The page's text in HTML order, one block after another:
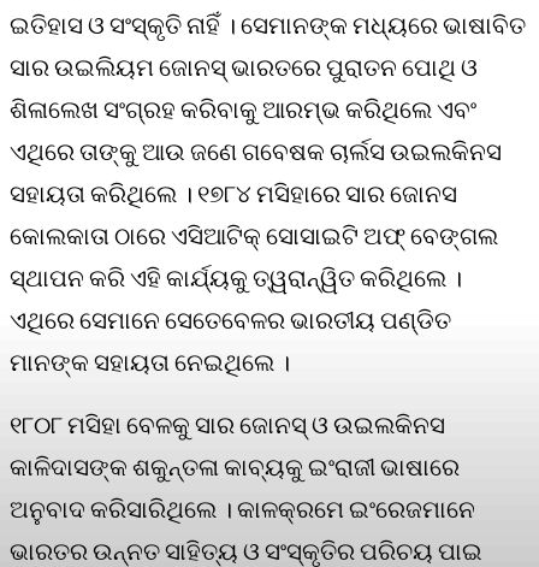
ଇତିହାସ ଓ ସଂସ୍କୃତି ନାହିଁ । ସେମାନଙ୍କ ମଧ୍ୟରେ ଭାଷାବିତ
ସାର ଉଇଲିୟମ ଜୋନସ୍ ଭାରତରେ ପୁରାତନ ପୋଥି ଓ
ଶିଳାଲେଖ ସଂଗ୍ରହ କରିବାକୁ ଆରମ୍ଭ କରିଥିଲେ ଏବଂ
ଏଥିରେ ତାଙ୍କୁ ଆଉ ଜଣେ ଗବେଷକ ଚାର୍ଲସ ଉଇଲକିନସ
ସହାୟତା କରିଥିଲେ । ୧୭୮୪ ମସିହାରେ ସାର ଜୋନସ
କୋଲକାତା ଠାରେ ଏସିଆଟିକ୍ ସୋସାଇଟି ଅଫ୍ ବେଙ୍ଗଲ
ସ୍ଥାପନ କରି ଏହି କାର୍ଯ୍ୟକୁ ତ୍ୱରାନ୍ୱିତ କରିଥିଲେ ।
ଏଥିରେ ସେମାନେ ସେତେବେଳର ଭାରତୀୟ ପଣ୍ଡିତ
ମାନଙ୍କ ସହାୟତା ନେଇଥିଲେ ।
୧୮୦୮ ମସିହା ବେଳକୁ ସାର ଜୋନସ୍ ଓ ଉଇଲକିନସ
କାଳିଦାସଙ୍କ ଶକୁନ୍ତଳା କାବ୍ୟକୁ ଇଂରାଜୀ ଭାଷାରେ
ଅନୁବାଦ କରିସାରିଥିଲେ । କାଳକ୍ରମେ ଇଂରେଜମାନେ
ଭାରତର ଉନ୍ନତ ସାହିତ୍ୟ ଓ ସଂସ୍କୃତିର ପରିଚୟ ପାଇ